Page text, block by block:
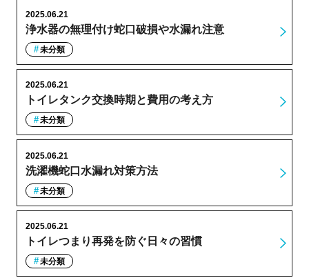
浄水器の無理付け蛇口破損や水漏れ注意
2025.06.21
未分類
トイレタンク交換時期と費用の考え方
2025.06.21
未分類
洗濯機蛇口水漏れ対策方法
2025.06.21
未分類
トイレつまり再発を防ぐ日々の習慣
2025.06.21
未分類